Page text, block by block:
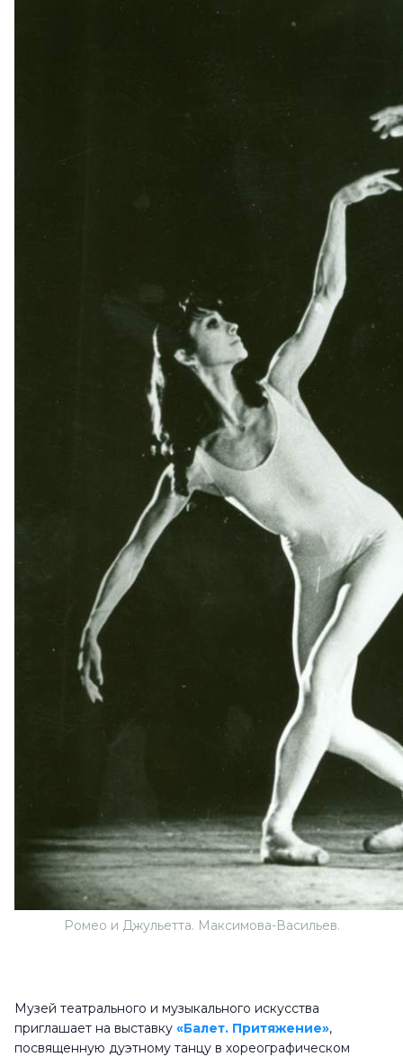
Ромео и Джульетта. Максимова-Васильев.
Музей театрального и музыкального искусства
приглашает на выставку «Балет. Притяжение»,
посвященную дуэтному танцу в хореографическом